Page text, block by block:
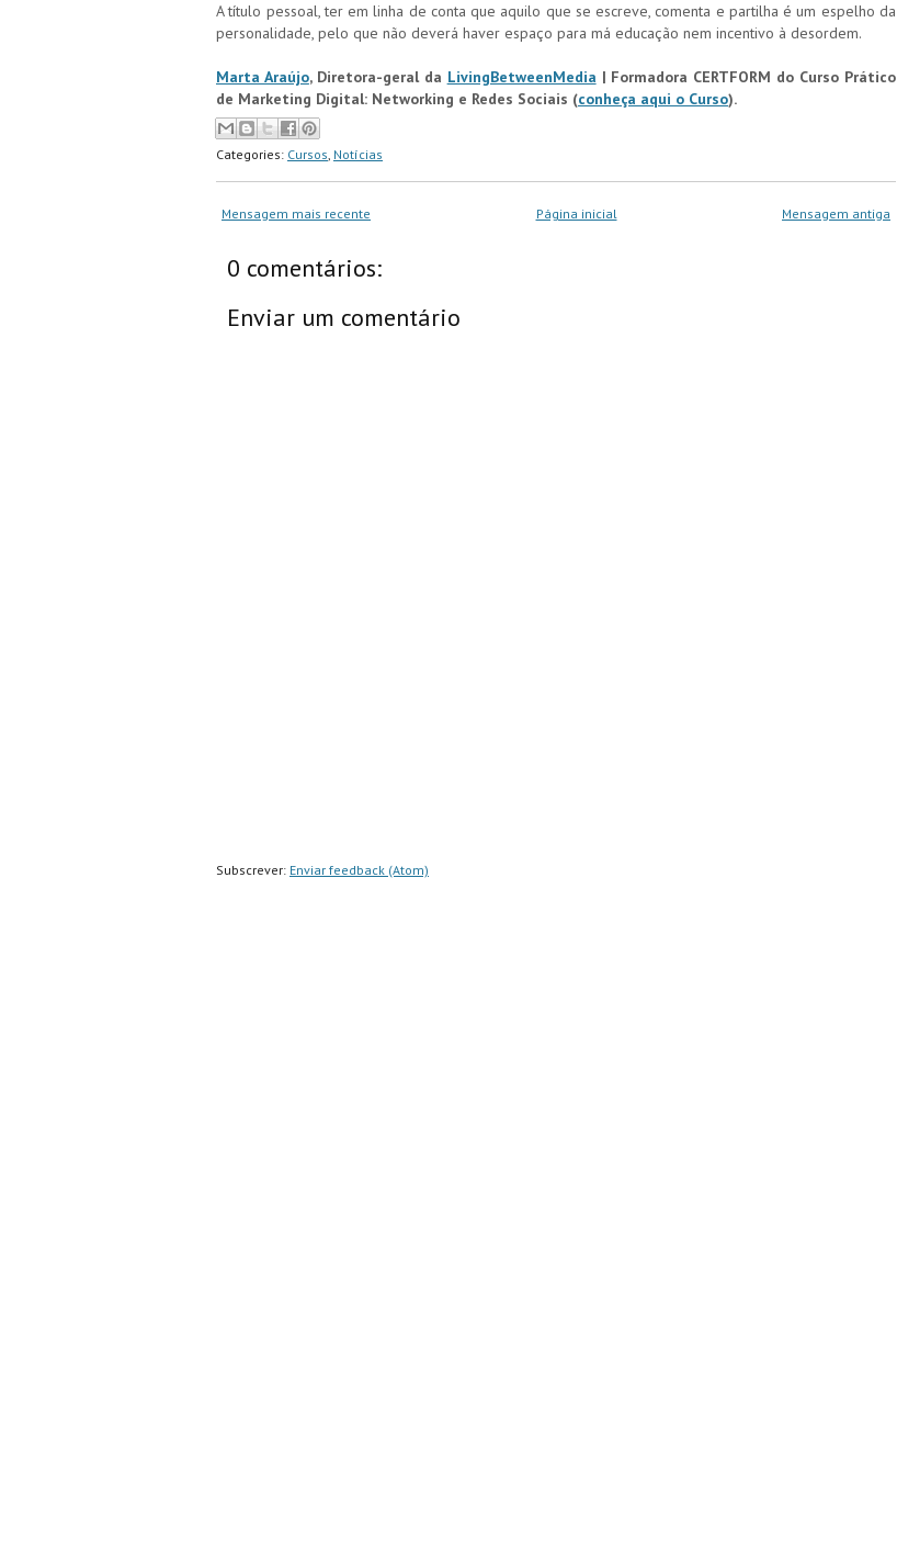
A título pessoal, ter em linha de conta que aquilo que se escreve, comenta e partilha é um espelho da
personalidade, pelo que não deverá haver espaço para má educação nem incentivo à desordem.
Marta Araújo, Diretora-geral da LivingBetweenMedia | Formadora CERTFORM do Curso Prático
de Marketing Digital: Networking e Redes Sociais (conheça aqui o Curso).
Categories: Cursos, Notícias
Mensagem mais recente Mensagem antiga
Página inicial
0 comentários:
Enviar um comentário
Subscrever: Enviar feedback (Atom)